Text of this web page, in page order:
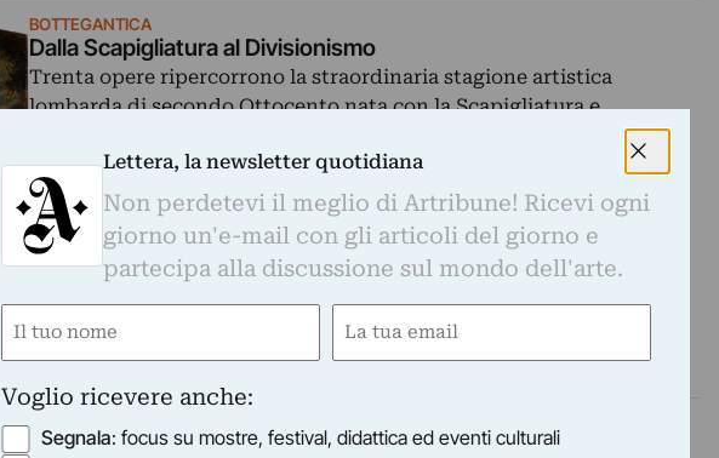
BOTTEGANTICA
Dalla Scapigliatura al Divisionismo
Trenta opere ripercorrono la straordinaria stagione artistica
lombarda di secondo Ottocento nata con la Scapigliatura e
Milano (MI) 26/03/2015– 30/05/2015
GALLERIE MASPES
Pittura lombarda dell'800
Lettera, la newsletter quotidiana
Non perdetevi il meglio di Artribune! Ricevi ogni
giorno un'e-mail con gli articoli del giorno e
partecipa alla discussione sul mondo dell'arte.
Nome
Email
Voglio ricevere anche:
Segnala: focus su mostre, festival, didattica ed eventi culturali